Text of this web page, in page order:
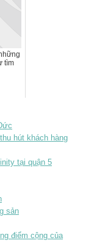
tìm
hút khách hàng
tại quận 5
sản
điểm cộng của